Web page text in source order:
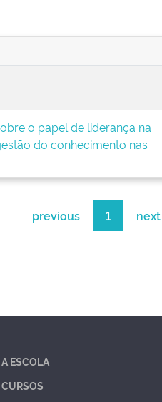
o papel de liderança na
do conhecimento nas
previous 1 next
A ESCOLA
CURSOS